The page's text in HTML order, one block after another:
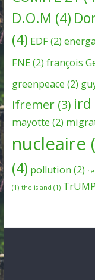
D.O.M (4)
(4) EDF(2)
FNE(2) françois
greenpeace (2)
ifremer(3) ird
mayotte (2)
nucleaire
(4) pollution (2)
(1) the island (1) TrUMP